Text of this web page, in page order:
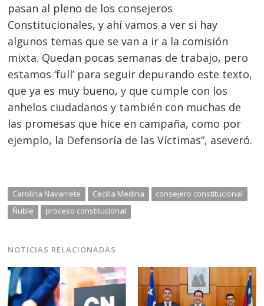
pasan al pleno de los consejeros
Constitucionales, y ahí vamos a ver si hay
algunos temas que se van a ir a la comisión
mixta. Quedan pocas semanas de trabajo, pero
estamos ‘full’ para seguir depurando este texto,
que ya es muy bueno, y que cumple con los
anhelos ciudadanos y también con muchas de
las promesas que hice en campaña, como por
ejemplo, la Defensoría de las Víctimas”, aseveró.
Carolina Navarrete Cecilia Medina
consejero constitucional
Ñuble
proceso constitucional
NOTICIAS RELACIONADAS